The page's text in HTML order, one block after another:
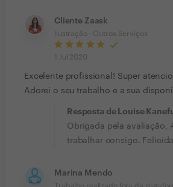
Cliente Zaask
Ilustração - Outros Serviços
1 Jul 2020
Excelente profissional! Super
Adorei o seu trabalho e a sua
Resposta de Louise
Obrigada pela avaliação,
trabalhar consigo.
Marina Mendo